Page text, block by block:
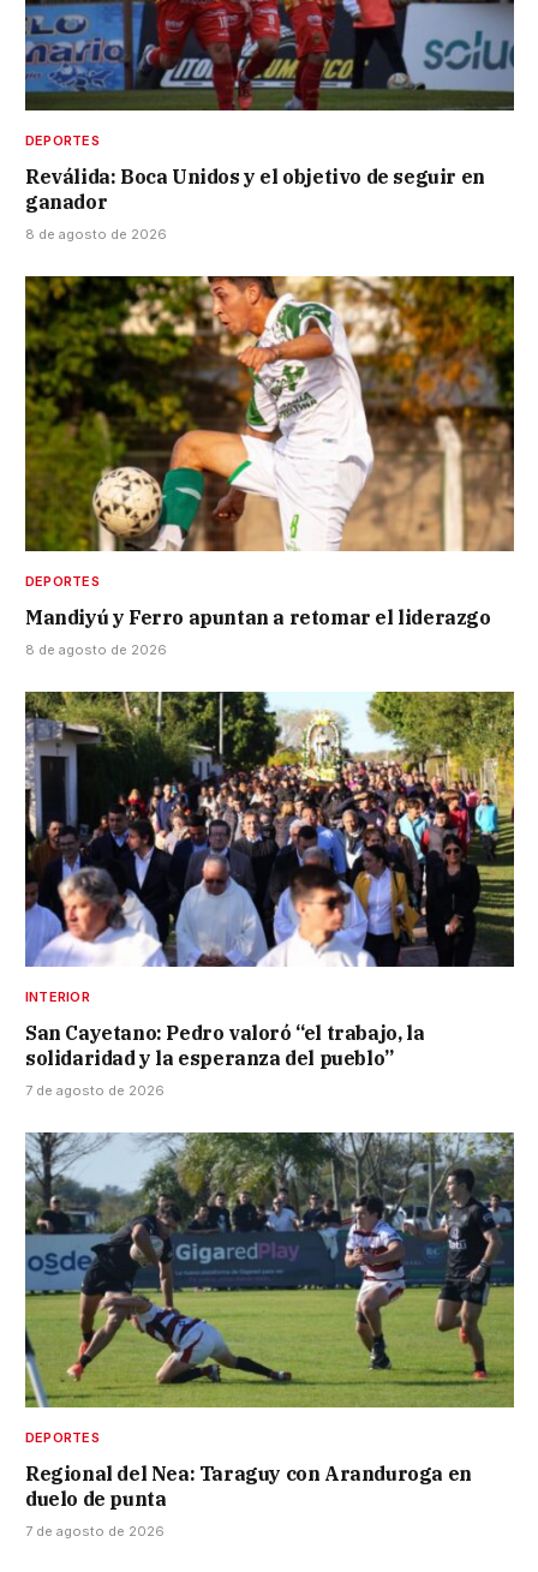
DEPORTES
Reválida: Boca Unidos y el objetivo de seguir en
ganador
8 de agosto de 2026
DEPORTES
Mandiyú y Ferro apuntan a retomar el liderazgo
8 de agosto de 2026
INTERIOR
San Cayetano: Pedro valoró “el trabajo, la
solidaridad y la esperanza del pueblo”
7 de agosto de 2026
DEPORTES
Regional del Nea: Taraguy con Aranduroga en
duelo de punta
7 de agosto de 2026